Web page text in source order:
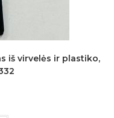
iš virvelės ir plastiko,